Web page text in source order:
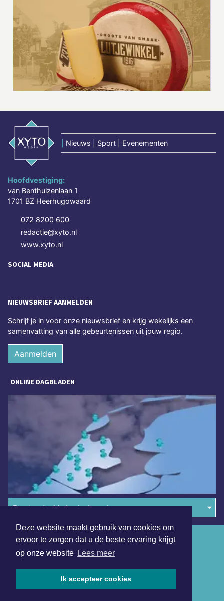
Deze website maakt gebruik van cookies om
ervoor te zorgen dat u de beste ervaring krijgt
op onze website Lees meer
Ik accepteer cookies
Nieuws | Sport | Evenementen
Hoofdvestiging:
van Benthuizenlaan 1
1701 BZ Heerhugowaard
072 8200 600
redactie@xyto.nl
www.xyto.nl
SOCIAL MEDIA
NIEUWSBRIEF AANMELDEN
Schrijf je in voor onze nieuwsbrief en krijg wekelijks een
samenvatting van alle gebeurtenissen uit jouw regio.
Aanmelden
ONLINE DAGBLADEN
Overige dagbladen in de regio
Algemene voorwaarden
Disclaimer